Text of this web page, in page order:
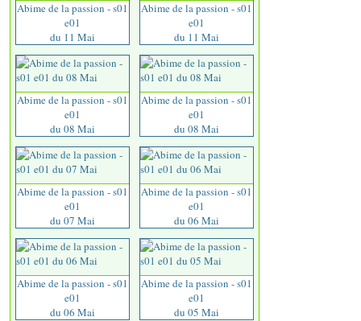
Abime de la passion - s01
e01
du 11 Mai
Abime de la passion - s01
e01
du 11 Mai
Abime de la passion - s01
e01
du 08 Mai
Abime de la passion - s01
e01
du 08 Mai
Abime de la passion - s01
e01
du 07 Mai
Abime de la passion - s01
e01
du 06 Mai
Abime de la passion - s01
e01
du 06 Mai
Abime de la passion - s01
e01
du 05 Mai